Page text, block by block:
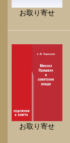
お取り寄せ
お取り寄せ